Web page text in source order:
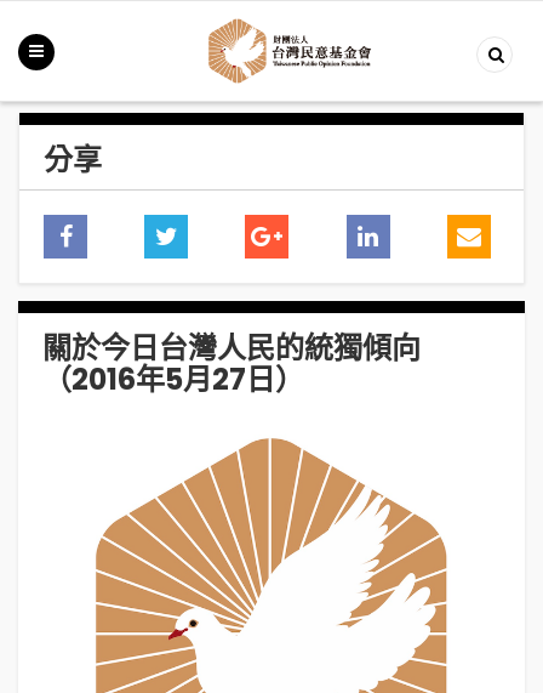
分享
關於今日台灣人民的統獨傾向
（2016年5月27日）